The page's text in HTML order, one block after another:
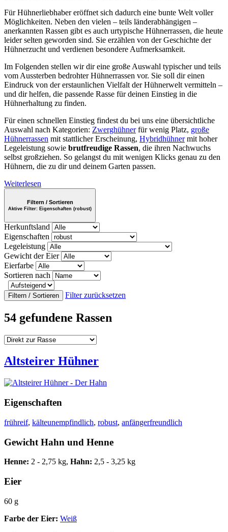
Für Hühnerliebhaber eröffnet sich dadurch eine bunte Welt voller
Möglichkeiten. Neben den vielen – teils länderabhängigen –
anerkannten Rassen gibt es auch urtypische Hühnerrassen, die heute
leider selten geworden sind. Sie erzählen von der Geschichte der
Hühnerzucht und verdienen besondere Aufmerksamkeit.
Im Folgenden stellen wir dir eine große Auswahl typischer und teils
vom Aussterben bedrohter Hühnerrassen vor. Sie soll dir einen
Eindruck von der erstaunlichen Vielfalt der Hühnerwelt vermitteln –
und dir helfen, die passende Rasse für deinen Einstieg in die
Hühnerhaltung zu finden.
Für einen schnellen Einstieg findest du bei uns eine übersichtliche
Auswahl nach Kategorien: Zwerghühnerfür wenig Platz, große
Hühnerrassen mit stattlicher Erscheinung, Hybridhühnermit hoher
Legeleistung sowie brutfreudige Rassen, die ihren Nachwuchs
selbst großziehen. So gelangst du mit wenigen Klicks genau zu den
Hühnern, die zu dir und deinem Garten passen.
Weiterlesen
Filtern / Sortieren
Aktive Filter: Eigenschaften (robust)
Herkunftsland
Eigenschaften
Legeleistung
Gewicht der Eier
Eierfarbe
Sortieren nach
Filtern / Sortieren Filter zurücksetzen
54 gefundene Rassen
Altsteirer Hühner
Eigenschaften
frühreif, kälteunempfindlich, robust, anfängerfreundlich
Gewicht Hahn und Henne
Henne: 2 - 2,75 kg, Hahn: 2,5 - 3,25 kg
Eier
60 g
Farbe der Eier: Weiß